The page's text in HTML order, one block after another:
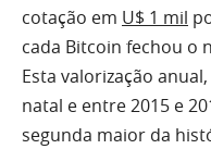
cotação em U$ 1 mil
cada Bitcoin fechou o
Esta valorização
natal e entre 2015 e
segunda maior da